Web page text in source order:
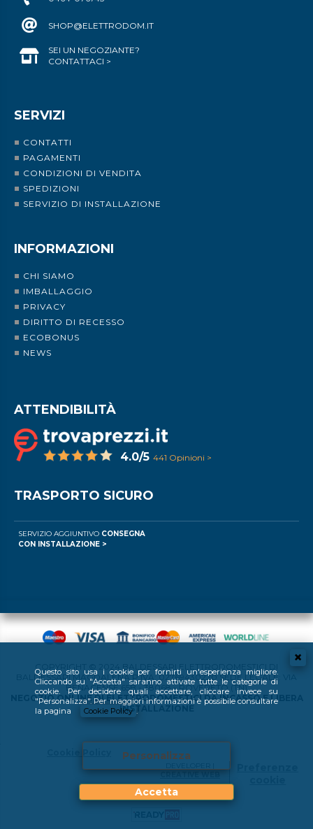
Questo sito usa i cookie per fornirti un'esperienza migliore.
Cliccando su "Accetta" saranno attivate tutte le categorie di
cookie. Per decidere quali accettare, cliccare invece su
"Personalizza". Per maggiori informazioni è possibile consultare
la pagina
Cookie Policy .
Personalizza
Accetta
SHOP@ELETTRODOM.IT
SEI UN NEGOZIANTE?
CONTATTACI >
SERVIZI
CONTATTI
PAGAMENTI
CONDIZIONI DI VENDITA
SPEDIZIONI
SERVIZIO DI INSTALLAZIONE
INFORMAZIONI
CHI SIAMO
IMBALLAGGIO
PRIVACY
DIRITTO DI RECESSO
ECOBONUS
NEWS
ATTENDIBILITÀ
4.0/5 441 Opinioni >
TRASPORTO SICURO
SERVIZIO AGGIUNTIVO CONSEGNA
CON INSTALLAZIONE >
COPYRIGHT © 2024 BALDESSARI ELETTRODOMESTICI DI
BALDESSARI MAGDALENA P.IVA: 02769430220 SEDE LEGALE: VIA
BENACENSE 65B - 38068 - ROVERETO (TN)
NEGOZIO ONLINE DI ELETTRODOMESTICI DA INCASSO E LIBERA
INSTALLAZIONE
CREATIVE WEB